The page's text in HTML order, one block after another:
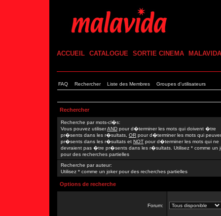
ACCUEIL CATALOGUE SORTIE CINEMA MALAVIDA
FAQ Rechercher Liste des Membres Groupes d'utilisateurs
Rechercher
Recherche par mots-cl�s:
Vous pouvez utiliserAND pour d�terminer les mots qui doivent �tre
pr�sents dans les r�sultats, OR pour d�terminer les mots qui
pr�sents dans les r�sultats et NOT pour d�terminer les mots qui ne
devraient pas �tre pr�sents dans les r�sultats. Utilisez * comme un
pour des recherches partielles
Recherche par auteur:
Utilisez * comme un joker pour des recherches partielles
Options de recherche
Forum: